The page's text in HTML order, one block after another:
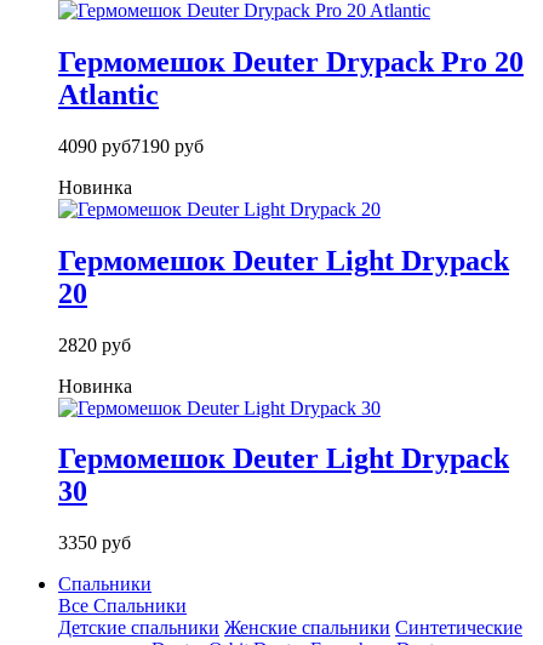
Гермомешок Deuter Drypack Pro 20
Atlantic
4090 руб7190 руб
Новинка
Гермомешок Deuter Light Drypack
20
2820 руб
Новинка
Гермомешок Deuter Light Drypack
30
3350 руб
Спальники
Все Спальники
Детские спальники Женские спальники Синтетические